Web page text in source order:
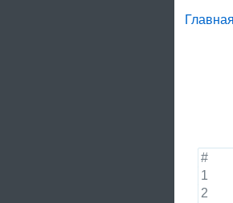
Главная
#
1
2